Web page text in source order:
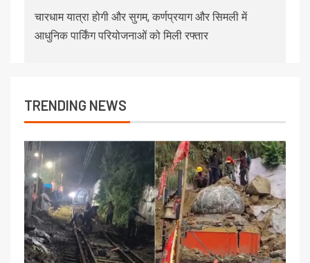
चारधाम यात्रा होगी और सुगम, कर्णप्रयाग और सिमली में
आधुनिक पार्किंग परियोजनाओं को मिली रफ्तार
TRENDING NEWS